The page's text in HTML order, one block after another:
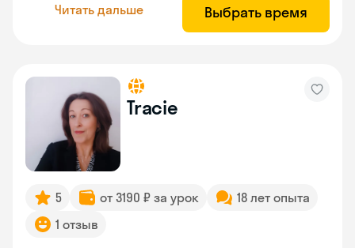
Читать дальше Выбрать время
Tracie
5 от 3190 ₽ за урок
18 лет опыта
1 отзыв